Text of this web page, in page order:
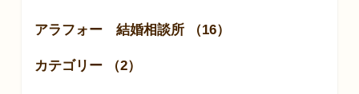
アラフォー 結婚相談所 （16）
カテゴリー （2）